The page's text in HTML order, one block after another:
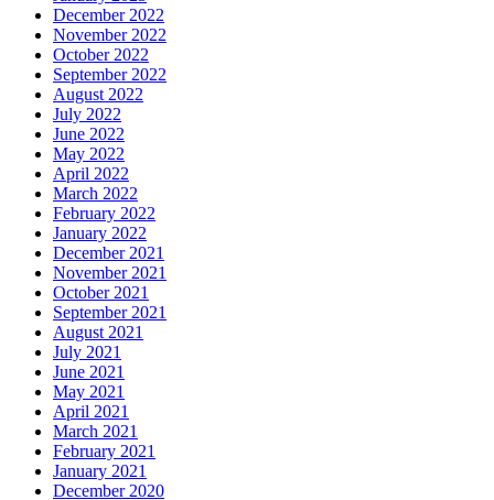
December 2022
November 2022
October 2022
September 2022
August 2022
July 2022
June 2022
May 2022
April 2022
March 2022
February 2022
January 2022
December 2021
November 2021
October 2021
September 2021
August 2021
July 2021
June 2021
May 2021
April 2021
March 2021
February 2021
January 2021
December 2020